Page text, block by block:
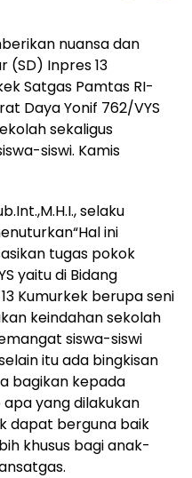
nuansa dan
(SD) Inpres 13
Satgas Pamtas RI-
Daya Yonif 762/VYS
sekaligus
siswi. Kamis
selaku
ini
tugas pokok
yaitu di Bidang
Kumurkek berupa seni
keindahan sekolah
siswa-siswi
itu ada bingkisan
bagikan kepada
yang dilakukan
dapat berguna baik
khusus bagi anak-